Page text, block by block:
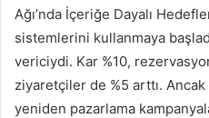
Ağı’nda İçeriğe Dayalı
sistemlerini kullanmaya
vericiydi. Kar %10,
ziyaretçiler de %5 arttı. Ancak
yeniden pazarlama